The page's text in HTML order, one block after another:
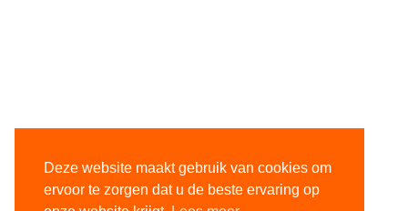
Deze website maakt gebruik van cookies om
ervoor te zorgen dat u de beste ervaring op